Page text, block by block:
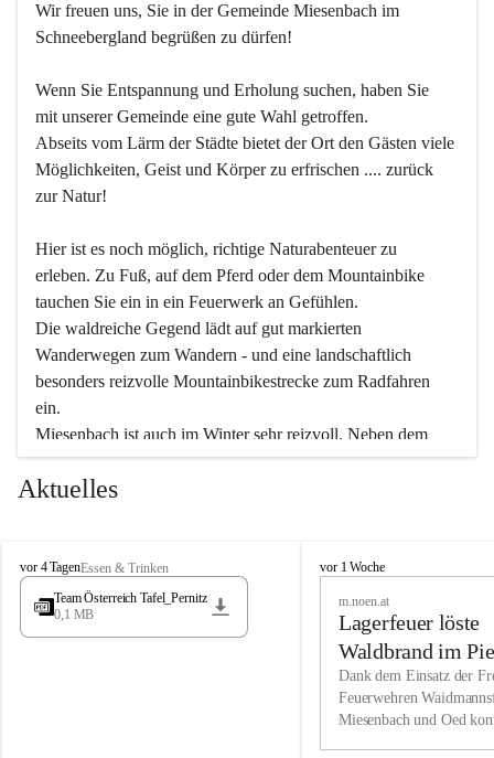
Wir freuen uns, Sie in der Gemeinde Miesenbach im
Schneebergland begrüßen zu dürfen!
Wenn Sie Entspannung und Erholung suchen, haben Sie
mit unserer Gemeinde eine gute Wahl getroffen.
Abseits vom Lärm der Städte bietet der Ort den Gästen viele
Möglichkeiten, Geist und Körper zu erfrischen .... zurück
zur Natur!
Hier ist es noch möglich, richtige Naturabenteuer zu
erleben. Zu Fuß, auf dem Pferd oder dem Mountainbike
tauchen Sie ein in ein Feuerwerk an Gefühlen.
Die waldreiche Gegend lädt auf gut markierten
Wanderwegen zum Wandern - und eine landschaftlich
besonders reizvolle Mountainbikestrecke zum Radfahren
ein.
Miesenbach ist auch im Winter sehr reizvoll. Neben dem
Eisstockschießen gibt es auf dem nahe gelegenen Unterberg
wunderschöne Naturschneepisten, die zum Schifahren oder
vielfältige Angebot unserer Kulturvereine.
Überzeugen Sie sich selbst, dass Sie in Miesenbach sowie
in den Beherbergungsbetrieben, Gaststätten und urigen
Wir kennen Miesenbach als lebens- und liebenswerten Ort.
Tradition und Innovation werden ebenso groß geschrieben
Aktuelles
M
i
s
vor 4 TagenEssen & Trinken
Team Österreich Tafel_Pernitz
0,1 MB
M
h
vor 1 Woche
m.noen.at
Lagerfeuer löste
Waldbrand im
aus
Dank dem Einsatz der
Feuerwehren
Miesenbach und Oed